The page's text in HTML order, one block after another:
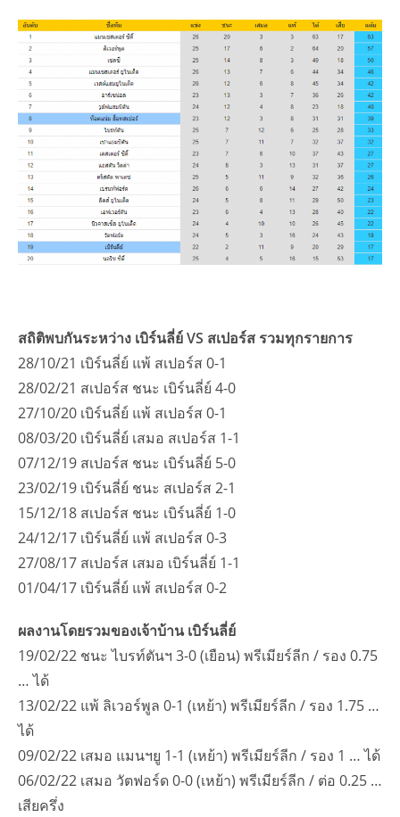
สถิติพบกันระหว่าง เบิร์นลี่ย์ VS สเปอร์ส รวมทุกรายการ
28/10/21 เบิร์นลี่ย์ แพ้ สเปอร์ส 0-1
28/02/21 สเปอร์ส ชนะ เบิร์นลี่ย์ 4-0
27/10/20 เบิร์นลี่ย์ แพ้ สเปอร์ส 0-1
08/03/20 เบิร์นลี่ย์ เสมอ สเปอร์ส 1-1
07/12/19 สเปอร์ส ชนะ เบิร์นลี่ย์ 5-0
23/02/19 เบิร์นลี่ย์ ชนะ สเปอร์ส 2-1
15/12/18 สเปอร์ส ชนะ เบิร์นลี่ย์ 1-0
24/12/17 เบิร์นลี่ย์ แพ้ สเปอร์ส 0-3
27/08/17 สเปอร์ส เสมอ เบิร์นลี่ย์ 1-1
01/04/17 เบิร์นลี่ย์ แพ้ สเปอร์ส 0-2
ผลงานโดยรวมของเจ้าบ้าน เบิร์นลี่ย์
19/02/22 ชนะ ไบรท์ตันฯ 3-0 (เยือน) พรีเมียร์ลีก / รอง 0.75
… ได้
13/02/22 แพ้ ลิเวอร์พูล 0-1 (เหย้า) พรีเมียร์ลีก / รอง 1.75 …
ได้
09/02/22 เสมอ แมนฯยู 1-1 (เหย้า) พรีเมียร์ลีก / รอง 1 … ได้
06/02/22 เสมอ วัตฟอร์ด 0-0 (เหย้า) พรีเมียร์ลีก / ต่อ 0.25 …
เสียครึ่ง